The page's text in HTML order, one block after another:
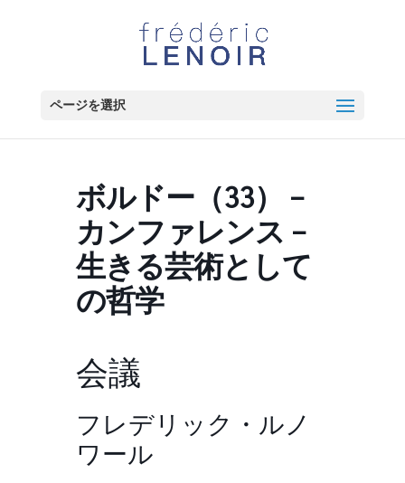
ページを選択
ボルドー（33） –
カンファレンス –
生きる芸術として
の哲学
会議
フレデリック・ルノ
ワール